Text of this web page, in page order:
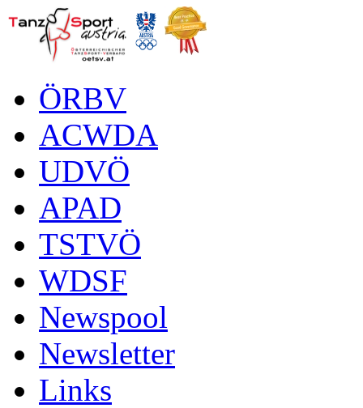
ÖRBV
ACWDA
UDVÖ
APAD
TSTVÖ
WDSF
Newspool
Newsletter
Links